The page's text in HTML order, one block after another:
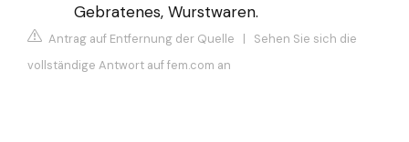
Gebratenes, Wurstwaren.
Antrag auf Entfernung der Quelle | Sehen Sie sich die
vollständige Antwort auf fem.com an